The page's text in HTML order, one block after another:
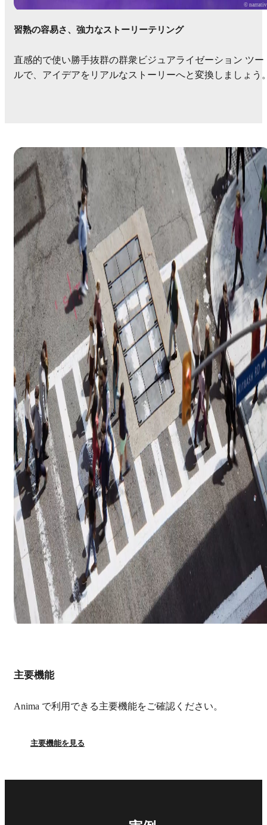
© narrativ
習熟の容易さ、強力なストーリーテリング
直感的で使い勝手抜群の群衆ビジュアライゼーション ツー
ルで、アイデアをリアルなストーリーへと変換しましょう
主要機能
Anima で利用できる主要機能をご確認ください。
主要機能を見る